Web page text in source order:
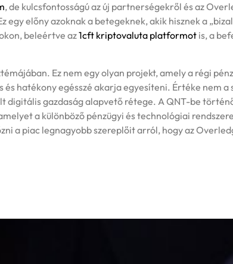
, de kulcsfontosságú az új partnerségekről és az
előny azoknak a betegeknek, akik hisznek a
beleértve az1cft kriptovaluta platformot is, a
Ez nem egy olyan projekt, amely a régi
hatékony egésszé akarja egyesíteni. Értéke nem a
digitális gazdaság alapvető rétege. A QNT-be
a különböző pénzügyi és technológiai
a piac legnagyobb szereplőit arról, hogy az